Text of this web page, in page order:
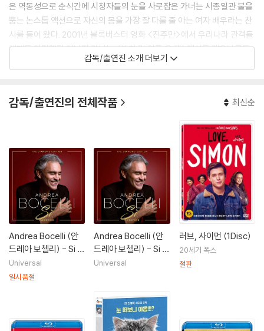
은 역동성으로 순식간에 시청자들의 눈을 사로잡은 가너는 시종일관 불을
뿜는 논스톱 액션으로 자신의 몸을 가장 잘 다룰 줄 아는 여자 배우라는 찬
사를 들어 왔다. 2001년 블록버스터 영화 <진주만>에서 우리나라 관객들
에게도 어필했던 제니퍼 가너는 <캐치 미 이프 유 캔>에서도 레오나르도
디카프리오를 유혹하는 아찔한 섹시미를 선보이며 명쾌한 연기와 완벽한
강한 액션을 펼치는 전사적 이미지를 동시에 자신의 모든 장기를 유감없이
[필모그래피]
내 차 봤냐?(2000)|주연배우
데어데블(2003)|엘렉트라
완벽한 그녀에게 딱한가지없는것(2004)|제나
엘렉트라(2005)|엘렉트라
킹덤(2007)|재닛 메이스
주노(2007)|바네사 로링
캐치 앤 릴리즈(2007)|주연배우
더 고스트 오브 걸프렌즈 패스트(2009)|주연배우
감독/출연진 소개 더보기
감독/출연진의 전체작품 최신순
Andrea Bocelli (안
드레아 보첼리) - Si F
orever (The Diamo
nd Edition)
Universal
일시품절
Andrea Bocelli (안
드레아 보첼리) - Si F
orever [The Diamo
Universal
러브, 사이먼 (1Disc)
20세기 폭스
절판